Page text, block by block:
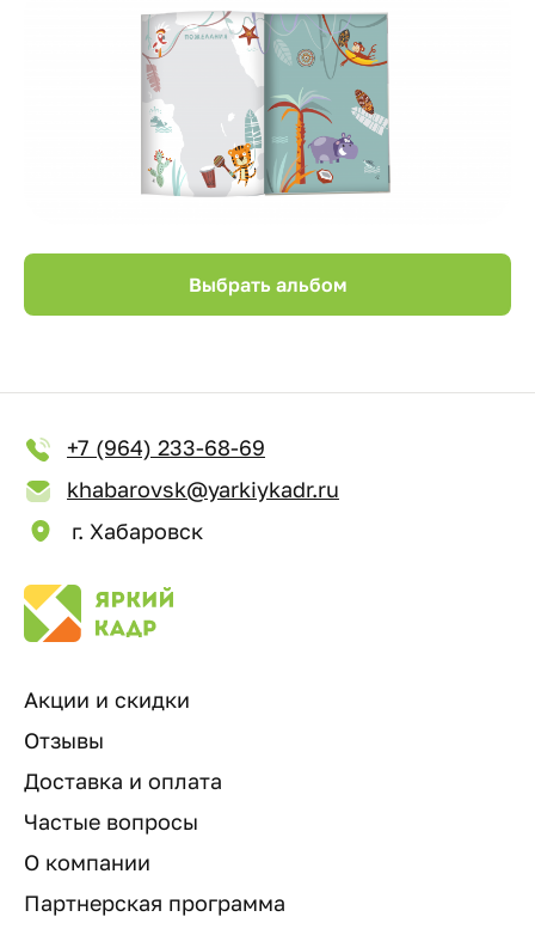
Выбрать альбом
+7 (964) 233-68-69
khabarovsk@yarkiykadr.ru
г. Хабаровск
Акции и скидки
Отзывы
Доставка и оплата
Частые вопросы
О компании
Партнерская программа